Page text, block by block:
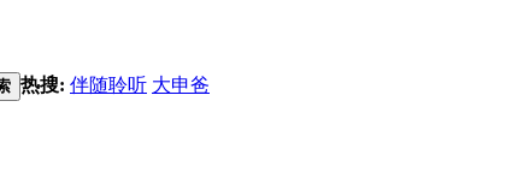
热搜: 伴随聆听 大申爸